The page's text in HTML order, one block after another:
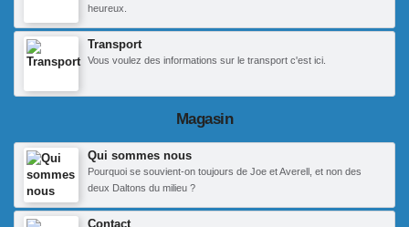
heureux.
Transport
Vous voulez des informations sur le transport c'est ici.
Magasin
Qui sommes nous
Pourquoi se souvient-on toujours de Joe et Averell, et non des
deux Daltons du milieu ?
Contact